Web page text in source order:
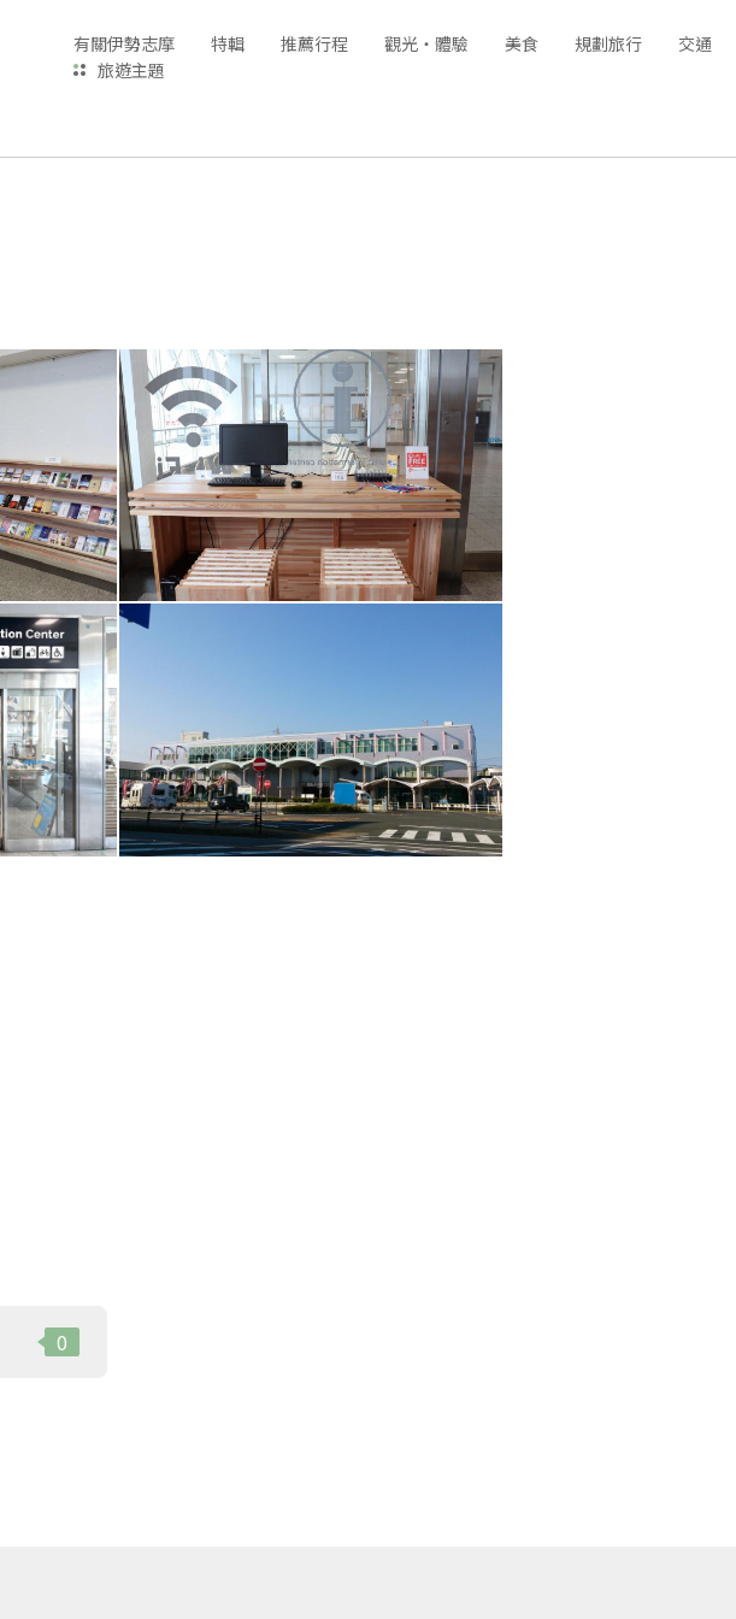
有關伊勢志摩 特輯 推薦行程 觀光‧體驗 美食 規劃旅行
交通
旅遊主題
0